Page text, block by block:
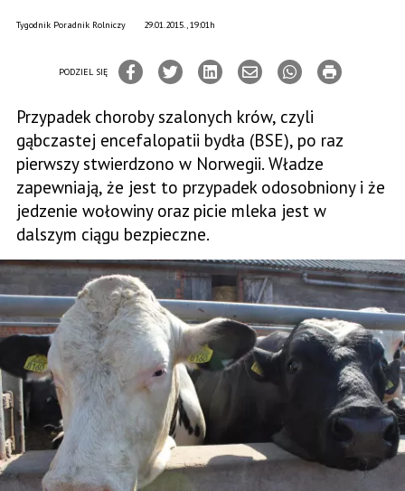
29.01.2015., 19:01h
Tygodnik Poradnik Rolniczy
PODZIEL SIĘ
Przypadek choroby szalonych krów, czyli
gąbczastej encefalopatii bydła (BSE), po raz
pierwszy stwierdzono w Norwegii. Władze
zapewniają, że jest to przypadek odosobniony i że
jedzenie wołowiny oraz picie mleka jest w
dalszym ciągu bezpieczne.